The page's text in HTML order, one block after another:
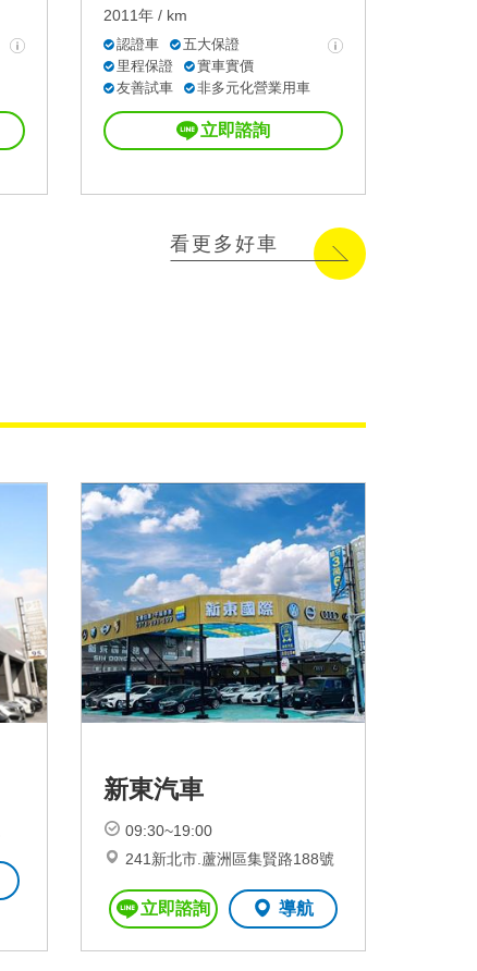
2011年 / km
認證車
五大保證
里程保證
實車實價
友善試車
非多元化營業用車
立即諮詢
看更多好車
新東汽車
09:30~19:00
241新北市.蘆洲區集賢路188號
立即諮詢 導航